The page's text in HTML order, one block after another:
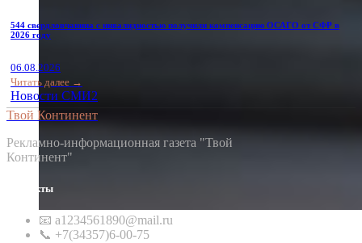
544 свердловчанина с инвалидностью получили компенсацию ОСАГО от СФР в
2026 году
06.08.2026
Читать далее →
Новости СМИ2
Твой Континент
Рекламно-информационная газета "Твой
Континент"
Контакты
📧 a1234561890@mail.ru
📞 +7(34357)6-00-75